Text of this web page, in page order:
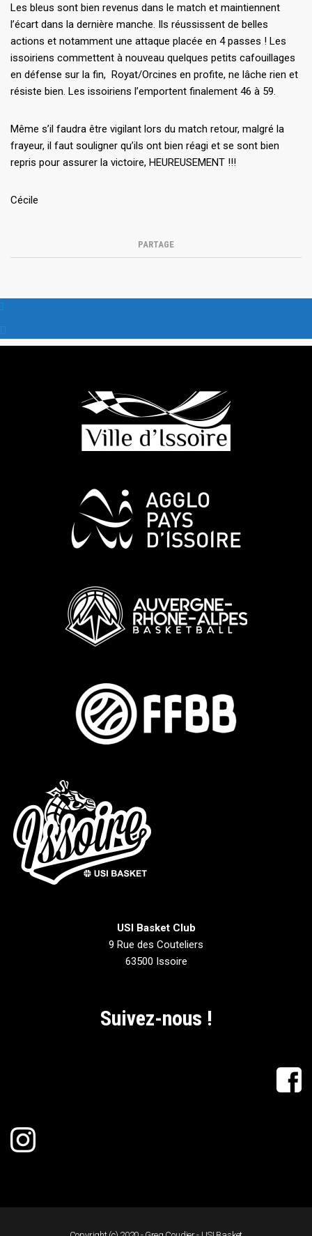
Les bleus sont bien revenus dans le match et maintiennent
l’écart dans la dernière manche. Ils réussissent de belles
actions et notamment une attaque placée en 4 passes ! Les
issoiriens commettent à nouveau quelques petits cafouillages
en défense sur la fin, Royat/Orcines en profite, ne lâche rien et
résiste bien. Les issoiriens l’emportent finalement 46 à 59.
Même s’il faudra être vigilant lors du match retour, malgré la
frayeur, il faut souligner qu’ils ont bien réagi et se sont bien
repris pour assurer la victoire, HEUREUSEMENT !!!
Cécile
PARTAGE
USI Basket Club
9 Rue des Couteliers
63500 Issoire
Suivez-nous !